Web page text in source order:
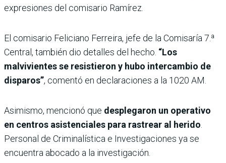
expresiones del comisario Ramírez.
El comisario Feliciano Ferreira, jefe de la Comisaría 7.ª
Central, también dio detalles del hecho. “Los
malvivientes se resistieron y hubo intercambio de
disparos”, comentó en declaraciones a la 1020 AM.
Asimismo, mencionó que desplegaron un operativo
en centros asistenciales para rastrear al herido.
Personal de Criminalística e Investigaciones ya se
encuentra abocado a la investigación.